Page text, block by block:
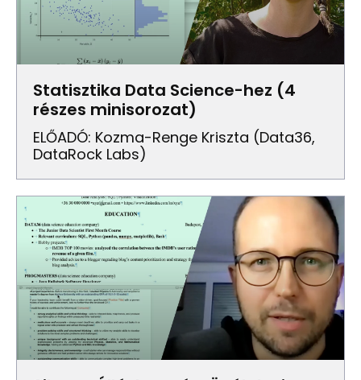
Statisztika Data Science-hez (4
részes minisorozat)
ELŐADÓ: Kozma-Renge Kriszta (Data36,
DataRock Labs)